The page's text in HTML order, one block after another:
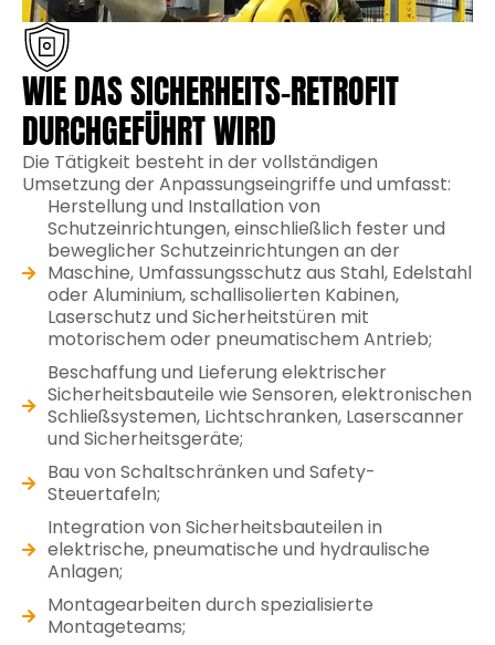
WIE DAS SICHERHEITS-RETROFIT
DURCHGEFÜHRT WIRD
Die Tätigkeit besteht in der vollständigen
Umsetzung der Anpassungseingriffe und umfasst:
Herstellung und Installation von
Schutzeinrichtungen, einschließlich fester und
beweglicher Schutzeinrichtungen an der
Maschine, Umfassungsschutz aus Stahl, Edelstahl
oder Aluminium, schallisolierten Kabinen,
Laserschutz und Sicherheitstüren mit
motorischem oder pneumatischem Antrieb;
Beschaffung und Lieferung elektrischer
Sicherheitsbauteile wie Sensoren, elektronischen
Schließsystemen, Lichtschranken, Laserscanner
und Sicherheitsgeräte;
Bau von Schaltschränken und Safety-
Steuertafeln;
Integration von Sicherheitsbauteilen in
elektrische, pneumatische und hydraulische
Anlagen;
Montagearbeiten durch spezialisierte
Montageteams;